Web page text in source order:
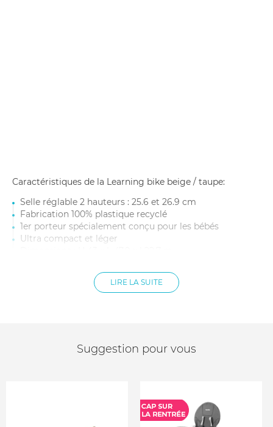
Caractéristiques de la Learning bike beige / taupe:
Selle réglable 2 hauteurs : 25.6 et 26.9 cm
Fabrication 100% plastique recyclé
1er porteur spécialement conçu pour les bébés
Ultra compact et léger
4 roues mousse EVA (avant et arrière)
LIRE LA SUITE
Suggestion pour vous